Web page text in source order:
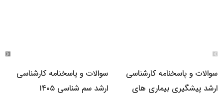
سوالات و پاسخنامه کارشناسی
ارشد پیشگیری بیماری های
سوالات و پاسخنامه کارشناسی
ارشد سم شناسی ۱۴۰۵